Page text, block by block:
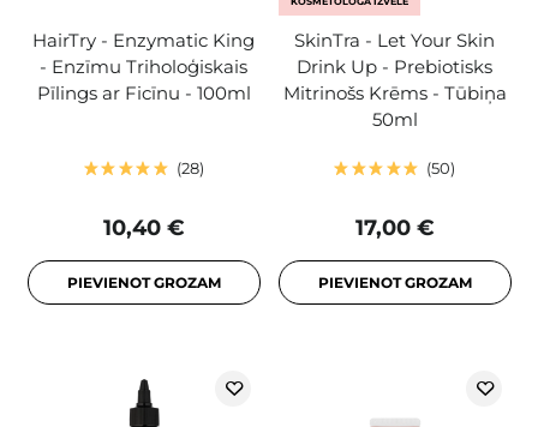
HairTry - Enzymatic King
- Enzīmu Triholoģiskais
Pīlings ar Ficīnu - 100ml
28
10,40 €
PIEVIENOT GROZAM
SkinTra - Let Your Skin
Drink Up - Prebiotisks
Mitrinošs Krēms - Tūbiņa
50ml
50
17,00 €
PIEVIENOT GROZAM